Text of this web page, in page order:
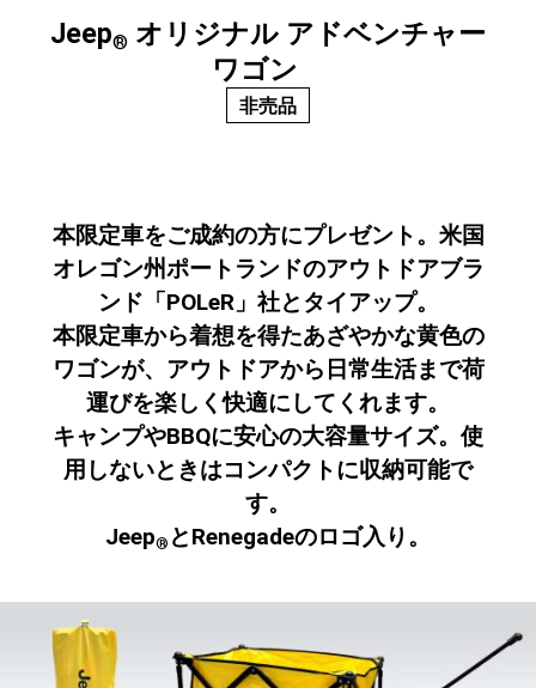
Jeep® オリジナル アドベンチャー
ワゴン
非売品
本限定車をご成約の方にプレゼント。米国
オレゴン州ポートランドのアウトドアブラ
ンド「POLeR」社とタイアップ。
本限定車から着想を得たあざやかな黄色の
ワゴンが、アウトドアから日常生活まで荷
運びを楽しく快適にしてくれます。
キャンプやBBQに安心の大容量サイズ。使
用しないときはコンパクトに収納可能で
す。
Jeep® とRenegadeのロゴ入り。